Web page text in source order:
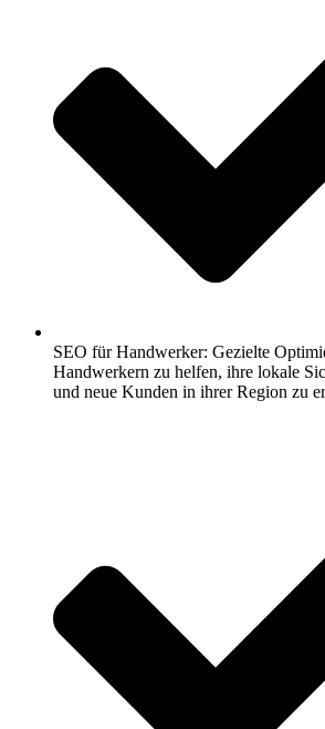
SEO für Handwerker: Gezielte
Handwerkern zu helfen, ihre lokale
und neue Kunden in ihrer Region zu